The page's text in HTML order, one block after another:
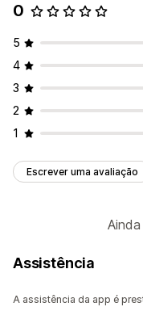
0
5
4
3
2
1
Escrever uma avaliação
Assistência
A assistência da app é